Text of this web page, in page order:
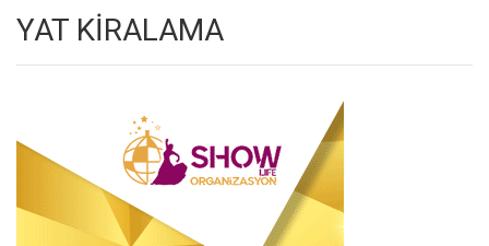
YAT KİRALAMA